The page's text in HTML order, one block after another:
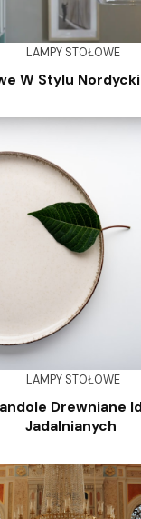
LAMPY STOŁOWE
W Stylu
LAMPY STOŁOWE
Drewniane
Jadalnianych